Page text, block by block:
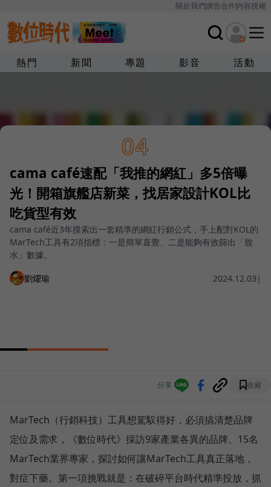
關於我們廣告合作內容授權
熱門 新聞 專題 影音 活動
04
cama café速配「我推的網紅」多5倍曝
光！開箱旗艦店新菜，找居家設計KOL比
吃貨型有效
cama café近3年摸索出一套精準的網紅行銷公式，手上配對KOL的
MarTech工具有2項指標：一是簡單直覺、二是能夠有效篩出「脫
水」數據。
劉燿瑜 2024.12.03 |
分享 收藏
MarTech（行銷科技）工具想駕馭得好，必須搞清楚品牌
定位及需求，《數位時代》採訪9家產業各異的品牌、15名
MarTech業界專家，探討如何讓MarTech工具真正落地，
對症下藥。第一項挑戰就是：在破碎平台時代精準投放，抓